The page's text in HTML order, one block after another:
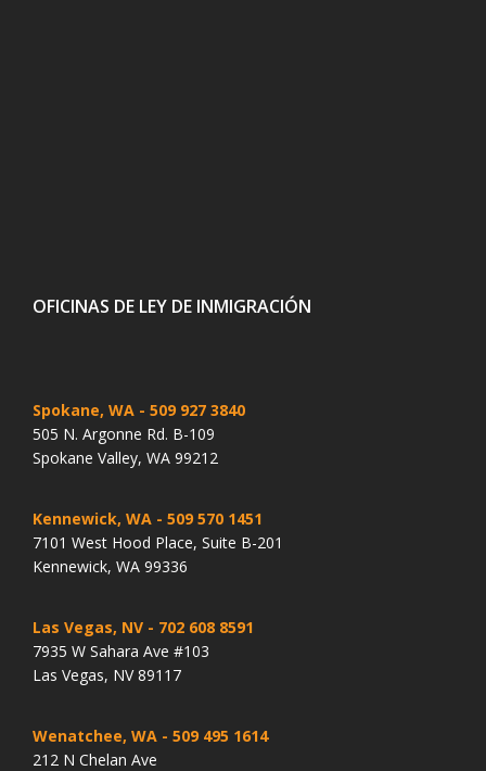
OFICINAS DE LEY DE INMIGRACIÓN
Spokane, WA - 509 927 3840
505 N. Argonne Rd. B-109
Spokane Valley, WA 99212
Kennewick, WA - 509 570 1451
7101 West Hood Place, Suite B-201
Kennewick, WA 99336
Las Vegas, NV - 702 608 8591
7935 W Sahara Ave #103
Las Vegas, NV 89117
Wenatchee, WA - 509 495 1614
212 N Chelan Ave